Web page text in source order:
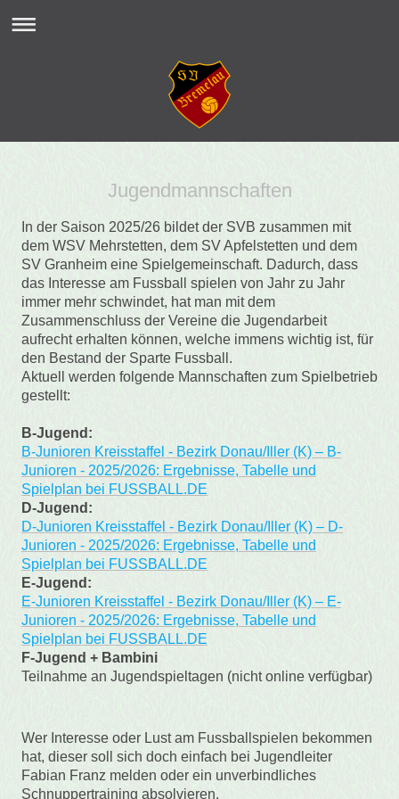
Jugendmannschaften
In der Saison 2025/26 bildet der SVB zusammen mit
dem WSV Mehrstetten, dem SV Apfelstetten und dem
SV Granheim eine Spielgemeinschaft. Dadurch, dass
das Interesse am Fussball spielen von Jahr zu Jahr
immer mehr schwindet, hat man mit dem
Zusammenschluss der Vereine die Jugendarbeit
aufrecht erhalten können, welche immens wichtig ist, für
den Bestand der Sparte Fussball.
Aktuell werden folgende Mannschaften zum Spielbetrieb
gestellt:
B-Jugend:
B-Junioren Kreisstaffel - Bezirk Donau/Iller (K) – B-
Junioren - 2025/2026: Ergebnisse, Tabelle und
Spielplan bei FUSSBALL.DE
D-Jugend:
D-Junioren Kreisstaffel - Bezirk Donau/Iller (K) – D-
Junioren - 2025/2026: Ergebnisse, Tabelle und
Spielplan bei FUSSBALL.DE
E-Jugend:
E-Junioren Kreisstaffel - Bezirk Donau/Iller (K) – E-
Junioren - 2025/2026: Ergebnisse, Tabelle und
Spielplan bei FUSSBALL.DE
F-Jugend + Bambini
Teilnahme an Jugendspieltagen (nicht online verfügbar)
Wer Interesse oder Lust am Fussballspielen bekommen
hat, dieser soll sich doch einfach bei Jugendleiter
Fabian Franz melden oder ein unverbindliches
Schnuppertraining absolvieren.